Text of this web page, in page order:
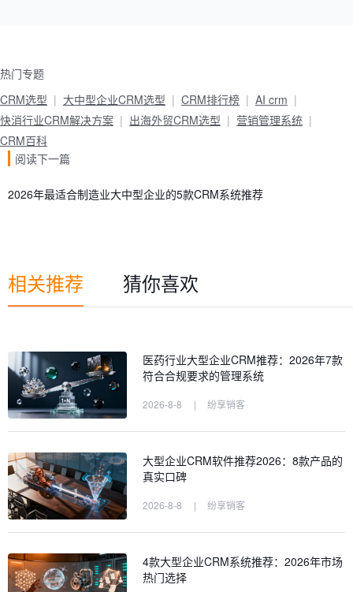
热门专题
CRM选型
大中型企业CRM选型 CRM排行榜
AI crm
快消行业CRM解决方案
出海外贸CRM选型
营销管理系统
CRM百科
阅读下一篇
2026年最适合制造业大中型企业的5款CRM系统推荐
相关推荐 猜你喜欢
医药行业大型企业CRM推荐：2026年7款
符合合规要求的管理系统
2026-8-8 | 纷享销客
大型企业CRM软件推荐2026：8款产品的
真实口碑
2026-8-8 | 纷享销客
4款大型企业CRM系统推荐：2026年市场
热门选择